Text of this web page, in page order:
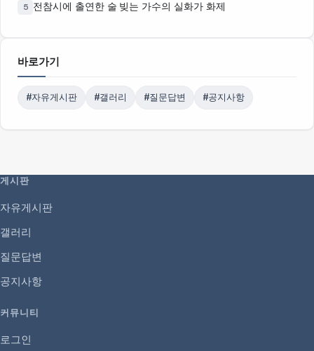
5 전참시에 출연한 술 빚는 가수의 실화가 화제
바로가기
#자유게시판 #갤러리 #질문답변 #공지사항
게시판
자유게시판
갤러리
질문답변
공지사항
커뮤니티
로그인